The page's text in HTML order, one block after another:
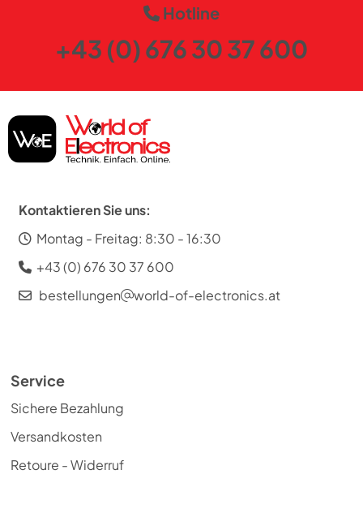
Hotline
+43 (0) 676 30 37 600
Kontaktieren Sie uns:
Montag - Freitag: 8:30 - 16:30
+43 (0) 676 30 37 600
bestellungen
world-of-electronics.at
Service
Sichere Bezahlung
Versandkosten
Retoure - Widerruf